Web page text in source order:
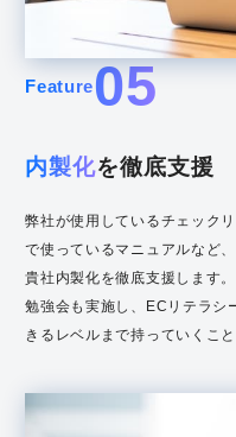
Feature05
内製化を徹底支援
弊社が使用しているチェック
で使っているマニュアルなど
貴社内製化を徹底支援します
勉強会も実施し、ECリテラシ
きるレベルまで持っていくこと